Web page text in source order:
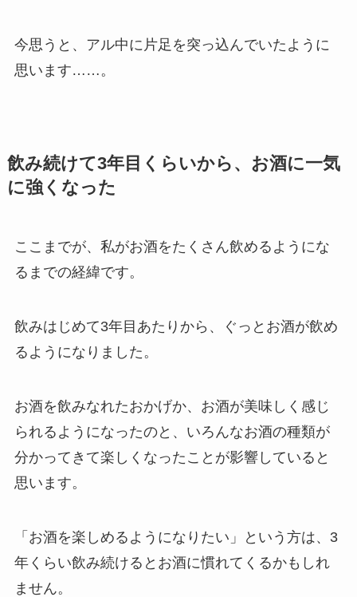
今思うと、アル中に片足を突っ込んでいたように
思います……。
飲み続けて3年目くらいから、お酒に一気
に強くなった
ここまでが、私がお酒をたくさん飲めるようにな
るまでの経緯です。
飲みはじめて3年目あたりから、ぐっとお酒が飲め
るようになりました。
お酒を飲みなれたおかげか、お酒が美味しく感じ
られるようになったのと、いろんなお酒の種類が
分かってきて楽しくなったことが影響していると
思います。
「お酒を楽しめるようになりたい」という方は、3
年くらい飲み続けるとお酒に慣れてくるかもしれ
ません。